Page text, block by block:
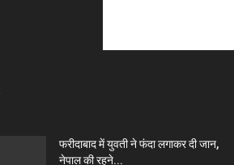
फरीदाबाद में युवती ने फंदा लगाकर दी जान,
नेपाल की रहने...